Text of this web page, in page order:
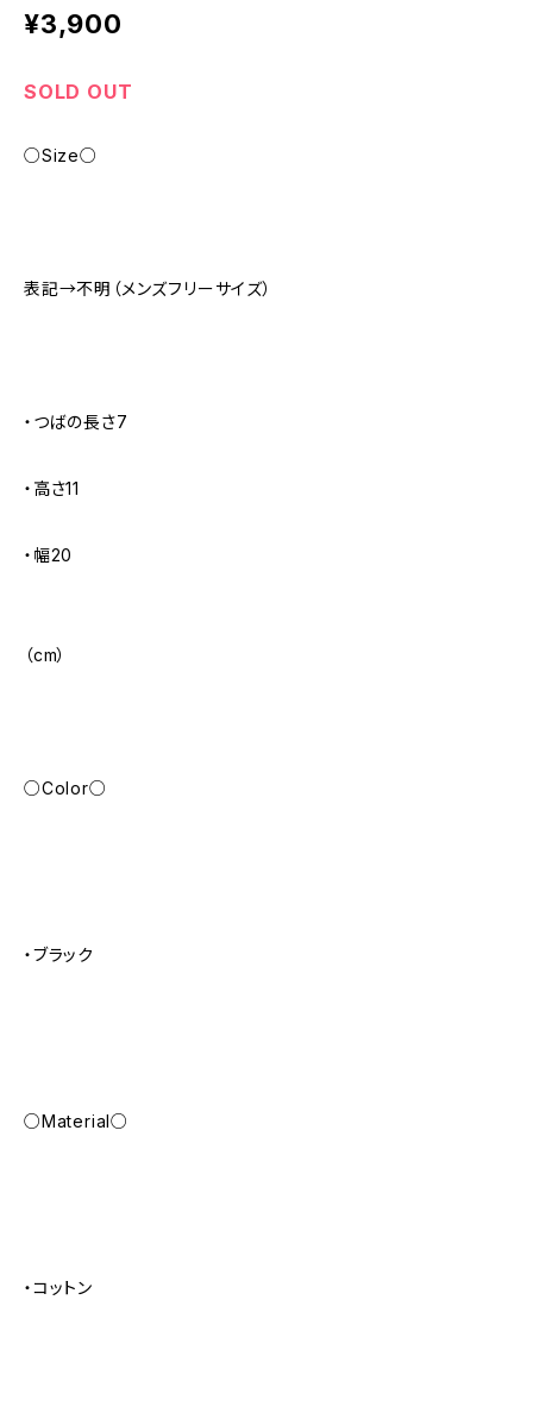
¥3,900
SOLD OUT
○Size○
表記→不明（メンズフリーサイズ）
・つばの長さ7
・高さ11
・幅20
（cm）
○Color○
・ブラック
○Material○
・コットン